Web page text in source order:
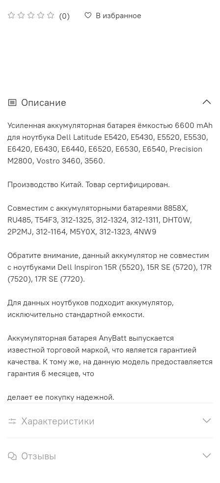
(0) В избранное
Описание
Усиленная аккумуляторная батарея ёмкостью 6600 mAh
для ноутбука Dell Latitude E5420, E5430, E5520, E5530,
E6420, E6430, E6440, E6520, E6530, E6540, Precision
M2800, Vostro 3460, 3560.
Производство Китай. Товар сертифицирован.
Совместим с аккумуляторными батареями 8858X,
RU485, T54F3, 312-1325, 312-1324, 312-1311, DHT0W,
2P2MJ, 312-1164, M5Y0X, 312-1323, 4NW9
Обратите внимание, данный аккумулятор не совместим
с ноутбуками Dell Inspiron 15R (5520), 15R SE (5720), 17R
(7520), 17R SE (7720).
Для данных ноутбуков подходит аккумулятор,
исключительно стандартной емкости.
Аккумуляторная батарея AnyBatt выпускается
известной торговой маркой, что является гарантией
качества. К тому же, на данную модель предоставляется
гарантия 6 месяцев, что
делает ее покупку надежной.
Характеристики
Отзывы